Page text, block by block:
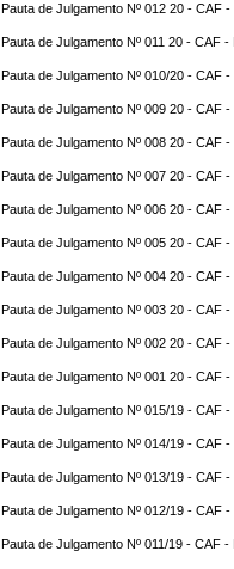
Pauta de Julgamento Nº 012 20 - CAF
Pauta de Julgamento Nº 011 20 - CAF -
Pauta de Julgamento Nº 010/20 - CAF -
Pauta de Julgamento Nº 009 20 - CAF -
Pauta de Julgamento Nº 008 20 - CAF
Pauta de Julgamento Nº 007 20 - CAF
Pauta de Julgamento Nº 006 20 - CAF
Pauta de Julgamento Nº 005 20 - CAF
Pauta de Julgamento Nº 004 20 - CAF
Pauta de Julgamento Nº 003 20 - CAF
Pauta de Julgamento Nº 002 20 - CAF
Pauta de Julgamento Nº 001 20 - CAF
Pauta de Julgamento Nº 015/19 - CAF -
Pauta de Julgamento Nº 014/19 - CAF
Pauta de Julgamento Nº 013/19 - CAF -
Pauta de Julgamento Nº 012/19 - CAF
Pauta de Julgamento Nº 011/19 - CAF -